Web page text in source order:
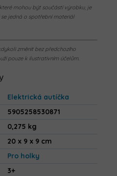
mohou být součástí výrobku, je
jedná o spotřební materiál
změnit bez předchozího
pouze k ilustrativním účelům.
Elektrická autíčka
5905258530871
0,275 kg
20 x 9 x 9 cm
Pro holky
3+